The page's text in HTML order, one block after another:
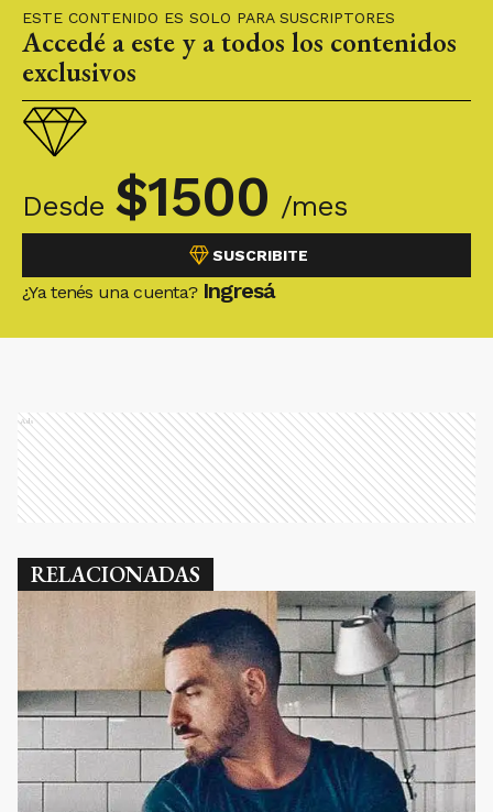
ESTE CONTENIDO ES SOLO PARA SUSCRIPTORES
Accedé a este y a todos los contenidos
exclusivos
Desde $1500 /mes
SUSCRIBITE
¿Ya tenés una cuenta? Ingresá
Ads
RELACIONADAS